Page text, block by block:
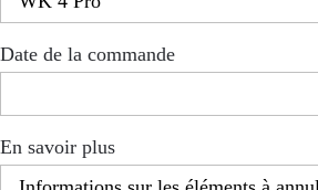
Date de la commande
En savoir plus